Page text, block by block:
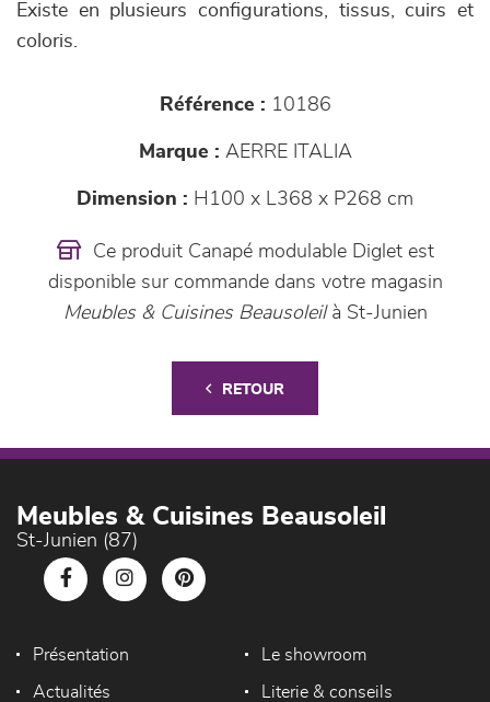
Existe en plusieurs configurations, tissus, cuirs et
coloris.
Référence : 10186
Marque : AERRE ITALIA
Dimension : H100 x L368 x P268 cm
Ce produit Canapé modulable Diglet est
disponible sur commande dans votre magasin
Meubles & Cuisines Beausoleilà St-Junien
RETOUR
Meubles & Cuisines Beausoleil
St-Junien (87)
Présentation Le showroom
Actualités Literie & conseils